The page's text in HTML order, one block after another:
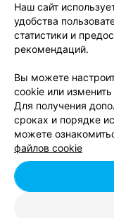
Публичный
Наш сайт
удобства
статистики и
рекомендаций.
Вы можете
cookie или
Для получения
сроках и порядке
можете
файлов cookie